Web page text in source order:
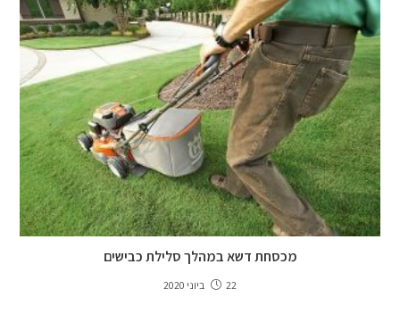
מכסחת דשא במהלך סלילת כבישים
22 ביוני 2020